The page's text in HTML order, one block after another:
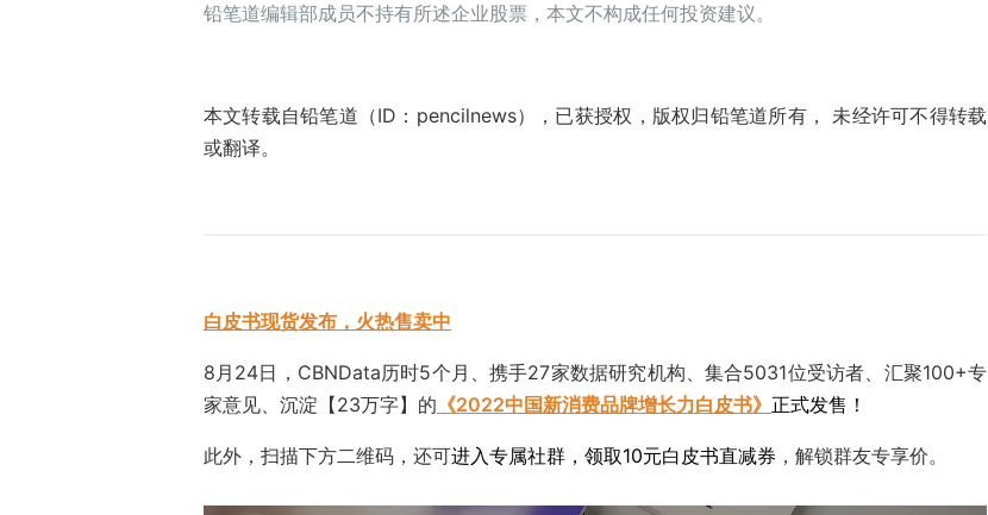
铅笔道编辑部成员不持有所述企业股票，本文不构成任何投资建议。
本文转载自铅笔道（ID：pencilnews），已获授权，版权归铅笔道所有， 未经许可不得转载
或翻译。
白皮书现货发布，火热售卖中
8月24日，CBNData历时5个月、携手27家数据研究机构、集合5031位受访者、汇聚100+专
家意见、沉淀【23万字】的 《2022中国新消费品牌增长力白皮书》 正式发售！
此外，扫描下方二维码，还可进入专属社群，领取10元白皮书直减券 ，解锁群友专享价。